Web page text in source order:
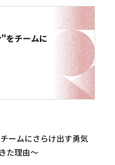
ームにさらけ出す勇気
た理由〜